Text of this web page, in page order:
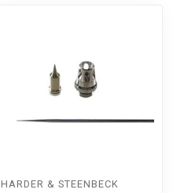
HARDER & STEENBECK